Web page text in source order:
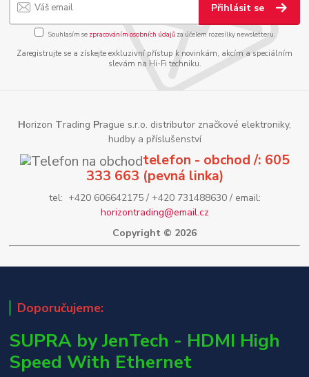
Přihlásit se
Souhlasím se zpracováním osobních údajůza účelem rozesílky newsletteru.
Zaregistrujte se a získejte exkluzivní přístup k novinkám, akcím a speciálním
slevám na Hi-Fi techniku.
Horizon Trading Prague s.r.o. distributor značkové elektroniky,
hudby a příslušenství
telefon - obchod /: 605
333 663 (pevná linka)
tel: +420 606642175 / +420 731488630 / email:
horizontrading@email.cz
Copyright © 2026
Doporučujeme:
SUPRA by JenTech - HDMI High
Speed With Ethernet